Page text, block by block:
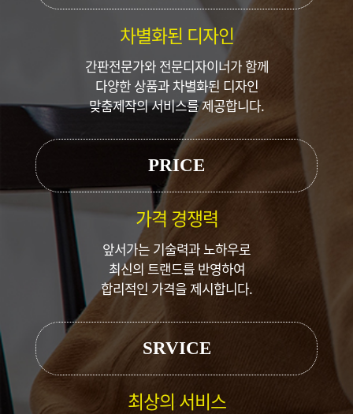
차별화된 디자인
간판전문가와 전문디자이너가 함께
다양한 상품과 차별화된 디자인
맞춤제작의 서비스를 제공합니다.
PRICE
가격 경쟁력
앞서가는 기술력과 노하우로
최신의 트랜드를 반영하여
합리적인 가격을 제시합니다.
SRVICE
최상의 서비스